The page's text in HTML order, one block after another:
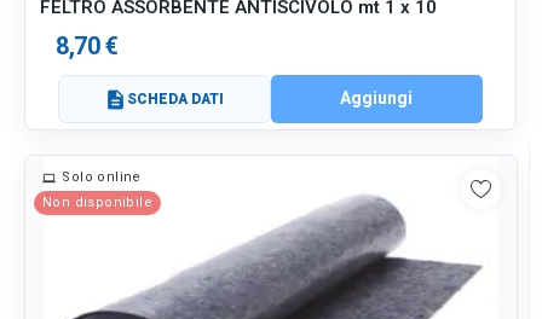
FELTRO ASSORBENTE ANTISCIVOLO mt 1 x 10
8,70 €
description SCHEDA DATI Aggiungi
Solo online
Non disponibile